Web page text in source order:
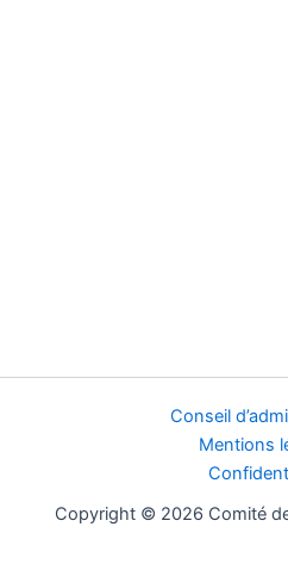
Conseil
Mentions
Copyright © 2026 Comité